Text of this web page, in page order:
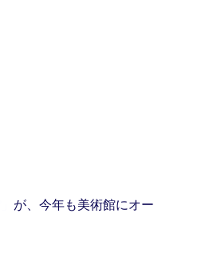
が、今年も美術館にオー